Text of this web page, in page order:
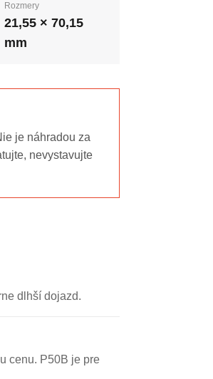
Rozmery
21,55 × 70,15
mm
je náhradou za
nevystavujte
dlhší dojazd.
cenu. P50B je pre